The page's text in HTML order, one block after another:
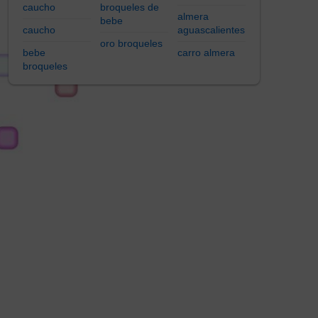
caucho
caucho
bebe
broqueles
broqueles de
bebe
oro broqueles
almera
aguascalientes
carro almera